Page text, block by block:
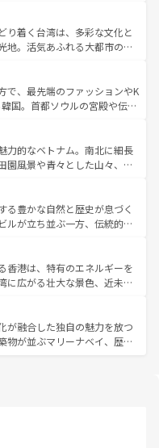
のアメリカ
してほしい。
々を迎えてくれるハワイの
ドやハワイアンミュージッ
、すべてがハワイの魅力を彩
イ情報
ほしい。
えるウルル（エアーズロッ
生林やケアンズの熱帯雨林な
た、カフェやワイン、オージ
ており、サーフィンやダイ
ウトドア好きにはたまらな
魅力を存分に味わいつくそ
り着く台湾は、多彩な文化と
地。活気あふれる大都市の台
台湾東部など、都市の喧騒
り、訪れる人に新しい発見と
た、奥深い台湾の食文化も魅
ど、バラエティ豊かな料理
着の台湾情報は コンテンツ一覧を参
で、最先端のファッションやK
国。首都ソウルの宮殿や伝統
々の自然美を楽しむことが
肉、絶品のストリートフード
待っている。夜には、韓国な
多彩な魅力を心ゆくまで味
しい。 なお、新着の韓国情報はコンテンツ一
力的なベトナム。南北に細長
園風景や青々とした山々、世
。ハノイの古い町並みやホ
代の建物も、独特の雰囲気を
エティの豊かさとおいしさで
トナムコーヒーなどは、ぜ
域を訪れてもあたたかい人々
、きっと忘れられない旅にな
る豊かな自然と歴史が息づく
ルが立ち並ぶ一方、伝統的な
はチェンマイなどの山岳地
はプーケットやクラビの美し
しむことができる。タイ料理
どの季節にも異なる楽しみ
タイの人々、仏教を中心とし
源が、訪れる旅人を魅了し続
香港は、特有のエネルギーを
に広がる壮大な景色、近未来
ず。観光スポットが密集し
回れるのも魅力。息をのむよ
で、香港を存分に楽しみ尽く
が融合した独自の魅力を放つ
物が並ぶマリーナベイ、歴史
楽しめる外せないスポット